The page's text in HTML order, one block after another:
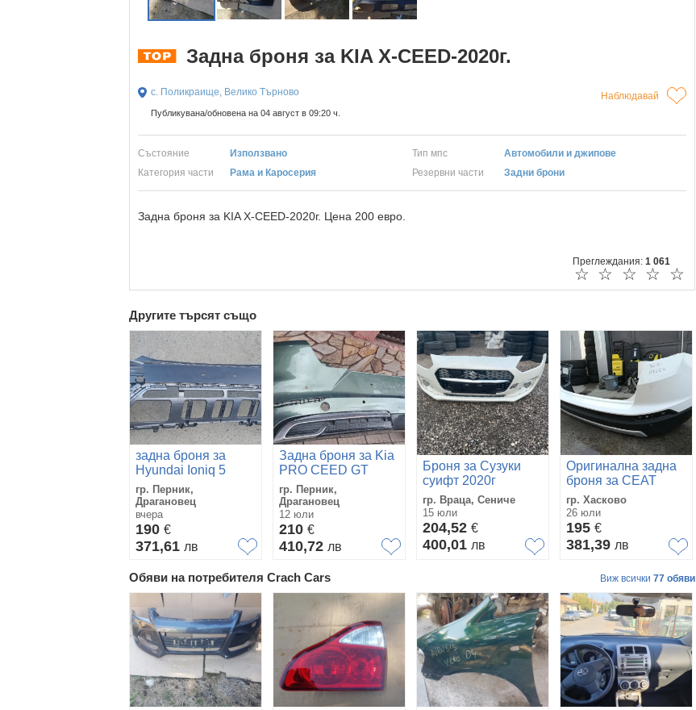
Задна броня за KIA Х-CEED-2020г.
с. Поликраище, Велико Търново Наблюдавай
Публикувана/обновена на 04 август в 09:20 ч.
Състояние Използвано Тип мпс
Автомобили и джипове
Категория части
Рама и Каросерия Резервни части Задни брони
Задна броня за KIA Х-CEED-2020г. Цена 200 евро.
Преглеждания: 1 061
☆
☆
☆
☆
☆
Другите търсят също
задна броня за
Hyundai Ioniq 5
2021 2022 2023
86612GI110
гр. Перник,
Драгановец
вчера
190 €
371,61 лв
Задна броня за Kia
PRO CEED GT
2020 2021 2022 OE
86611J7710
гр. Перник,
Драгановец
12 юли
210 €
410,72 лв
Броня за Сузуки
суифт 2020г
гр. Враца, Сениче
15 юли
204,52 €
400,01 лв
Оригинална задна
броня за СЕАТ
АТЕКА 2016-
гр. Хасково
26 юли
195 €
381,39 лв
Обяви на потребителя Crach Cars Виж всички 77 обяви